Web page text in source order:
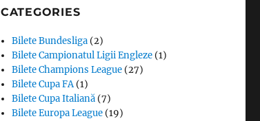
CATEGORIES
Bilete Bundesliga (2)
Bilete Campionatul Ligii Engleze (1)
Bilete Champions League (27)
Bilete Cupa FA(1)
Bilete Cupa Italiană (7)
Bilete Europa League (19)